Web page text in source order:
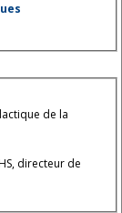
de la
directeur de